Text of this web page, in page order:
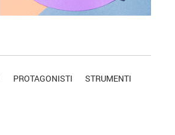
PROTAGONISTI STRUMENTI